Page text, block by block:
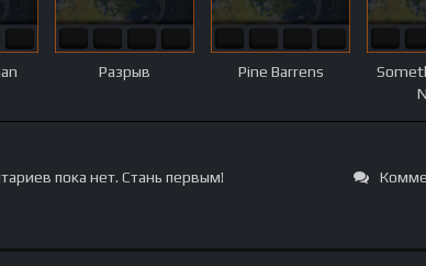
Разрыв Pine Barrens
пока нет. Стань первым!